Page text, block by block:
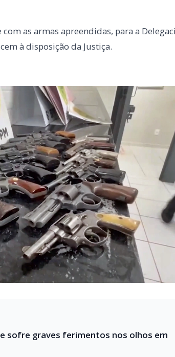
sofre graves ferimentos nos olhos em